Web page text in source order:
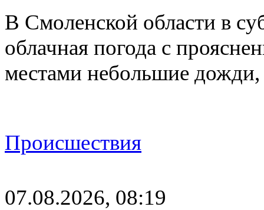
В Смоленской области в
облачная погода с
местами небольшие
Происшествия
07.08.2026, 08:19